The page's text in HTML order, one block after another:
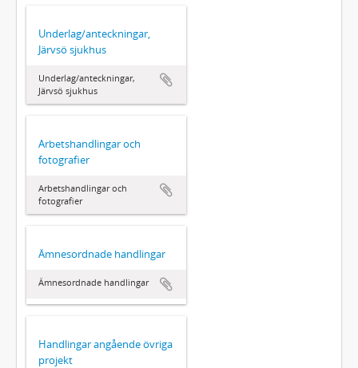
Underlag/anteckningar,
Järvsö sjukhus
Underlag/anteckningar,
Järvsö sjukhus
Arbetshandlingar och
fotografier
Arbetshandlingar och
fotografier
Ämnesordnade handlingar
Ämnesordnade handlingar
Handlingar angående övriga
projekt